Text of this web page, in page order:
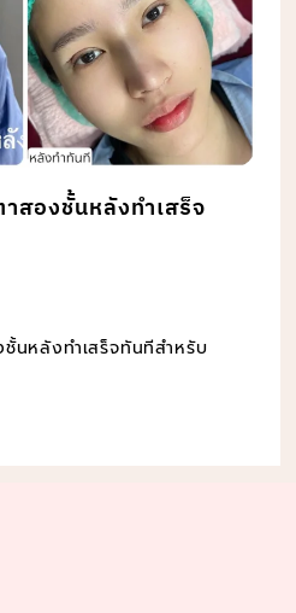
สองชั้นหลังทำเสร็จ
นหลังทำเสร็จทันทีสำหรับ